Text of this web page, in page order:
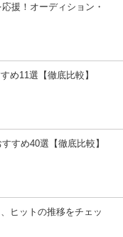
援！オーディション・
め11選【徹底比較】
すめ40選【徹底比較】
ヒットの推移をチェッ